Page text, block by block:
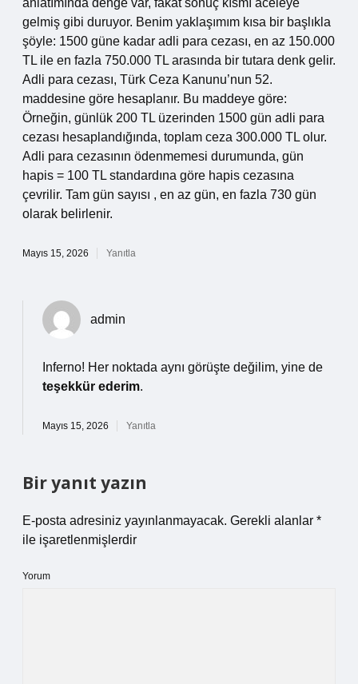
anlatımında denge var, fakat sonuç kısmı aceleye
gelmiş gibi duruyor. Benim yaklaşımım kısa bir başlıkla
şöyle: 1500 güne kadar adli para cezası, en az 150.000
TL ile en fazla 750.000 TL arasında bir tutara denk gelir.
Adli para cezası, Türk Ceza Kanunu’nun 52.
maddesine göre hesaplanır. Bu maddeye göre:
Örneğin, günlük 200 TL üzerinden 1500 gün adli para
cezası hesaplandığında, toplam ceza 300.000 TL olur.
Adli para cezasının ödenmemesi durumunda, gün
hapis = 100 TL standardına göre hapis cezasına
çevrilir. Tam gün sayısı , en az gün, en fazla 730 gün
olarak belirlenir.
Mayıs 15, 2026 Yanıtla
admin
Inferno! Her noktada aynı görüşte değilim, yine de
teşekkür ederim.
Mayıs 15, 2026 Yanıtla
Bir yanıt yazın
E-posta adresiniz yayınlanmayacak. Gerekli alanlar *
ile işaretlenmişlerdir
Yorum